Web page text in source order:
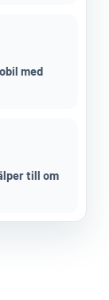
med
till om